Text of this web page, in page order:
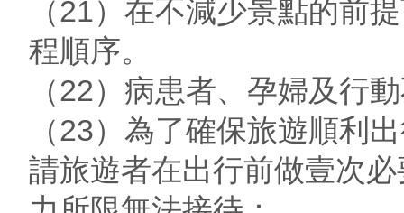
（21）在不減少景點的前
程順序。
（22）病患者、孕婦及行
（23）為了確保旅遊順利
請旅遊者在出行前做壹次